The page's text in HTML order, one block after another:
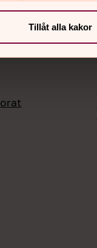
Tillåt alla kakor